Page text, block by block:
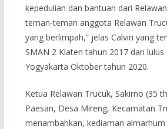
kepedulian dan bantuan dari
teman-teman anggota Relawan
yang berlimpah,” jelas Calvin yang
SMAN 2 Klaten tahun 2017 dan lulus
Yogyakarta Oktober tahun 2020.
Ketua Relawan Trucuk, Sakirno (35
Paesan, Desa Mireng, Kecamatan
menambahkan, kediaman almarhum